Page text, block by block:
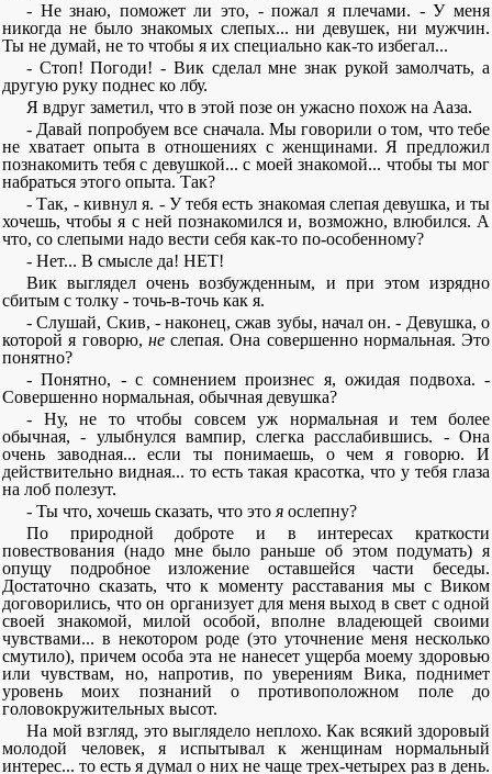
- Не знаю, поможет ли это, - пожал я плечами. - У меня
никогда не было знакомых слепых... ни девушек, ни мужчин.
Ты не думай, не то чтобы я их специально как-то избегал...
- Стоп! Погоди! - Вик сделал мне знак рукой замолчать, а
другую руку поднес ко лбу.
Я вдруг заметил, что в этой позе он ужасно похож на Ааза.
- Давай попробуем все сначала. Мы говорили о том, что тебе
не хватает опыта в отношениях с женщинами. Я предложил
познакомить тебя с девушкой... с моей знакомой... чтобы ты мог
набраться этого опыта. Так?
- Так, - кивнул я. - У тебя есть знакомая слепая девушка, и ты
хочешь, чтобы я с ней познакомился и, возможно, влюбился. А
что, со слепыми надо вести себя как-то по-особенному?
- Нет... В смысле да! НЕТ!
Вик выглядел очень возбужденным, и при этом изрядно
сбитым с толку - точь-в-точь как я.
- Слушай, Скив, - наконец, сжав зубы, начал он. - Девушка, о
которой я говорю, неслепая. Она совершенно нормальная. Это
понятно?
- Понятно, - с сомнением произнес я, ожидая подвоха. -
Совершенно нормальная, обычная девушка?
- Ну, не то чтобы совсем уж нормальная и тем более
обычная, - улыбнулся вампир, слегка расслабившись. - Она
очень заводная... если ты понимаешь, о чем я говорю. И
действительно видная... то есть такая красотка, что у тебя глаза
на лоб полезут.
- Ты что, хочешь сказать, что этоя ослепну?
По природной доброте и в интересах краткости
повествования (надо мне было раньше об этом подумать) я
опущу подробное изложение оставшейся части беседы.
Достаточно сказать, что к моменту расставания мы с Виком
договорились, что он организует для меня выход в свет с одной
своей знакомой, милой особой, вполне владеющей своими
чувствами... в некотором роде (это уточнение меня несколько
смутило), причем особа эта не нанесет ущерба моему здоровью
или чувствам, но, напротив, по уверениям Вика, поднимет
уровень моих познаний о противоположном поле до
головокружительных высот.
На мой взгляд, это выглядело неплохо. Как всякий здоровый
молодой человек, я испытывал к женщинам нормальный
интерес... то есть я думал о них не чаще трех-четырех раз в день.